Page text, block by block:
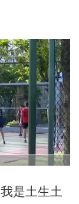
我是土生土